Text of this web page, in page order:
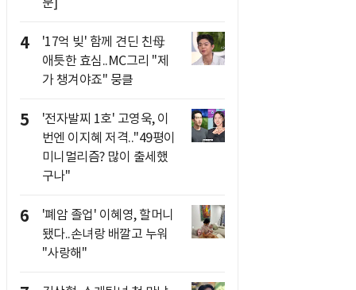
4
'17억 빚' 함께 견딘 친母
애틋한 효심..MC그리 "제
가 챙겨야죠" 뭉클
5
'전자발찌 1호' 고영욱, 이
번엔 이지혜 저격.."49평이
미니멀리즘? 많이 출세했
구나"
6
'폐암 졸업' 이혜영, 할머니
됐다..손녀랑 배깔고 누워
"사랑해"